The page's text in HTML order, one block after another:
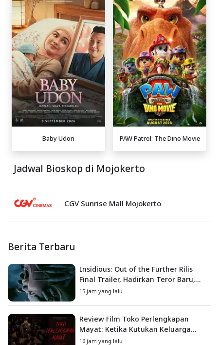
Baby Udon PAW Patrol: The Dino Movie
Jadwal Bioskop di Mojokerto
CGV Sunrise Mall Mojokerto
Berita Terbaru
Insidious: Out of the Further Rilis
Final Trailer, Hadirkan Teror Baru,
Iblis Kini Masuk ke Dunia Manusia
15 jam yang lalu
Review Film Toko Perlengkapan
Mayat: Ketika Kutukan Keluarga
Menjadi Sumber Teror yang
16 jam yang lalu